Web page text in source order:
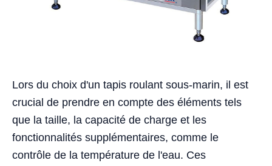
Lors du choix d'un tapis roulant sous-marin, il est
crucial de prendre en compte des éléments tels
que la taille, la capacité de charge et les
fonctionnalités supplémentaires, comme le
contrôle de la température de l'eau. Ces